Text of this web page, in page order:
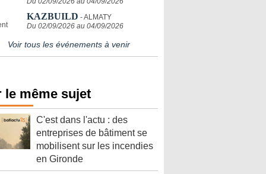
KAZBUILD - ALMATY
Du 02/09/2026 au 04/09/2026
Voir tous les événements à venir
le même sujet
C'est dans l'actu : des
entreprises de bâtiment se
mobilisent sur les incendies
en Gironde